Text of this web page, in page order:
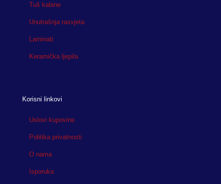
Tuš kabine
Unutrašnja rasvjeta
Laminati
Keramička ljepila
Korisni linkovi
Uslovi kupovine
Politika privatnosti
O nama
Isporuka